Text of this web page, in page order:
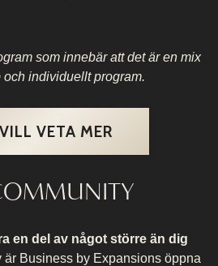
som innebär att det är en mix
individuellt program.
VETA MER
en del av något större än dig
är Business by Expansions öppna